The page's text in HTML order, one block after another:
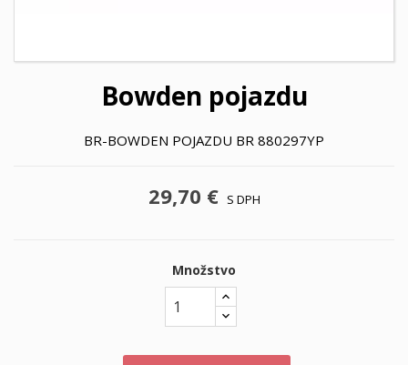
Bowden pojazdu
BR-BOWDEN POJAZDU BR 880297YP
29,70 € S DPH
Množstvo